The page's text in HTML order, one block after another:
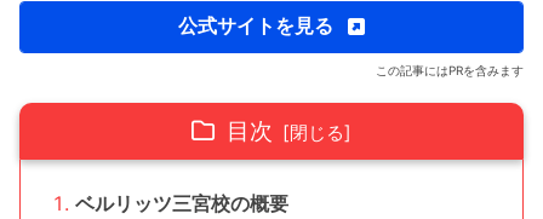
公式サイトを見る
この記事にはPRを含みます
目次
ベルリッツ三宮校の概要